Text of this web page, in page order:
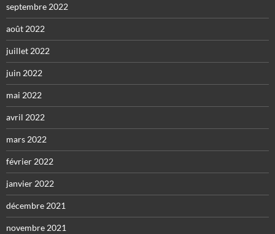
septembre 2022
août 2022
juillet 2022
juin 2022
mai 2022
avril 2022
mars 2022
février 2022
janvier 2022
décembre 2021
novembre 2021